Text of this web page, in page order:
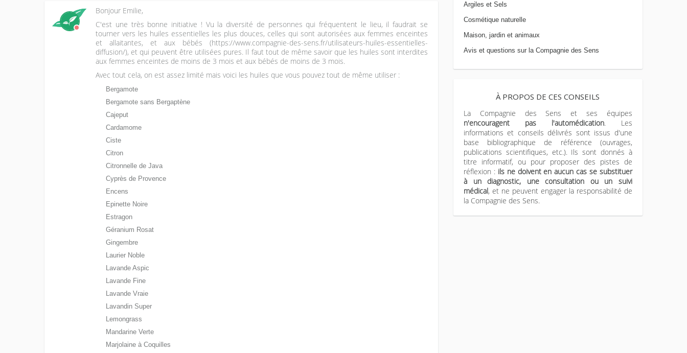
Bonjour Emilie,
C'est une très bonne initiative ! Vu la diversité de personnes qui fréquentent le lieu, il faudrait se
tourner vers les huiles essentielles les plus douces, celles qui sont autorisées aux femmes enceintes
et allaitantes, et aux bébés (https://www.compagnie-des-sens.fr/utilisateurs-huiles-essentielles-
diffusion/), et qui peuvent être utilisées pures. Il faut tout de même savoir que les huiles sont interdites
aux femmes enceintes de moins de 3 mois et aux bébés de moins de 3 mois.
Avec tout cela, on est assez limité mais voici les huiles que vous pouvez tout de même utiliser :
Bergamote
Bergamote sans Bergaptène
Cajeput
Cardamome
Ciste
Citron
Citronnelle de Java
Cyprès de Provence
Encens
Epinette Noire
Estragon
Géranium Rosat
Gingembre
Laurier Noble
Lavande Aspic
Lavande Fine
Lavande Vraie
Lavandin Super
Lemongrass
Mandarine Verte
Marjolaine à Coquilles
Argiles et Sels
Cosmétique naturelle
Maison, jardin et animaux
Avis et questions sur la Compagnie des Sens
À PROPOS DE CES CONSEILS
La Compagnie des Sens et ses équipes
n'encouragent pas l'automédication. Les
informations et conseils délivrés sont issus d'une
base bibliographique de référence (ouvrages,
publications scientifiques, etc.). Ils sont donnés à
titre informatif, ou pour proposer des pistes de
réflexion : ils ne doivent en aucun cas se substituer
à un diagnostic, une consultation ou un suivi
médical, et ne peuvent engager la responsabilité de
la Compagnie des Sens.